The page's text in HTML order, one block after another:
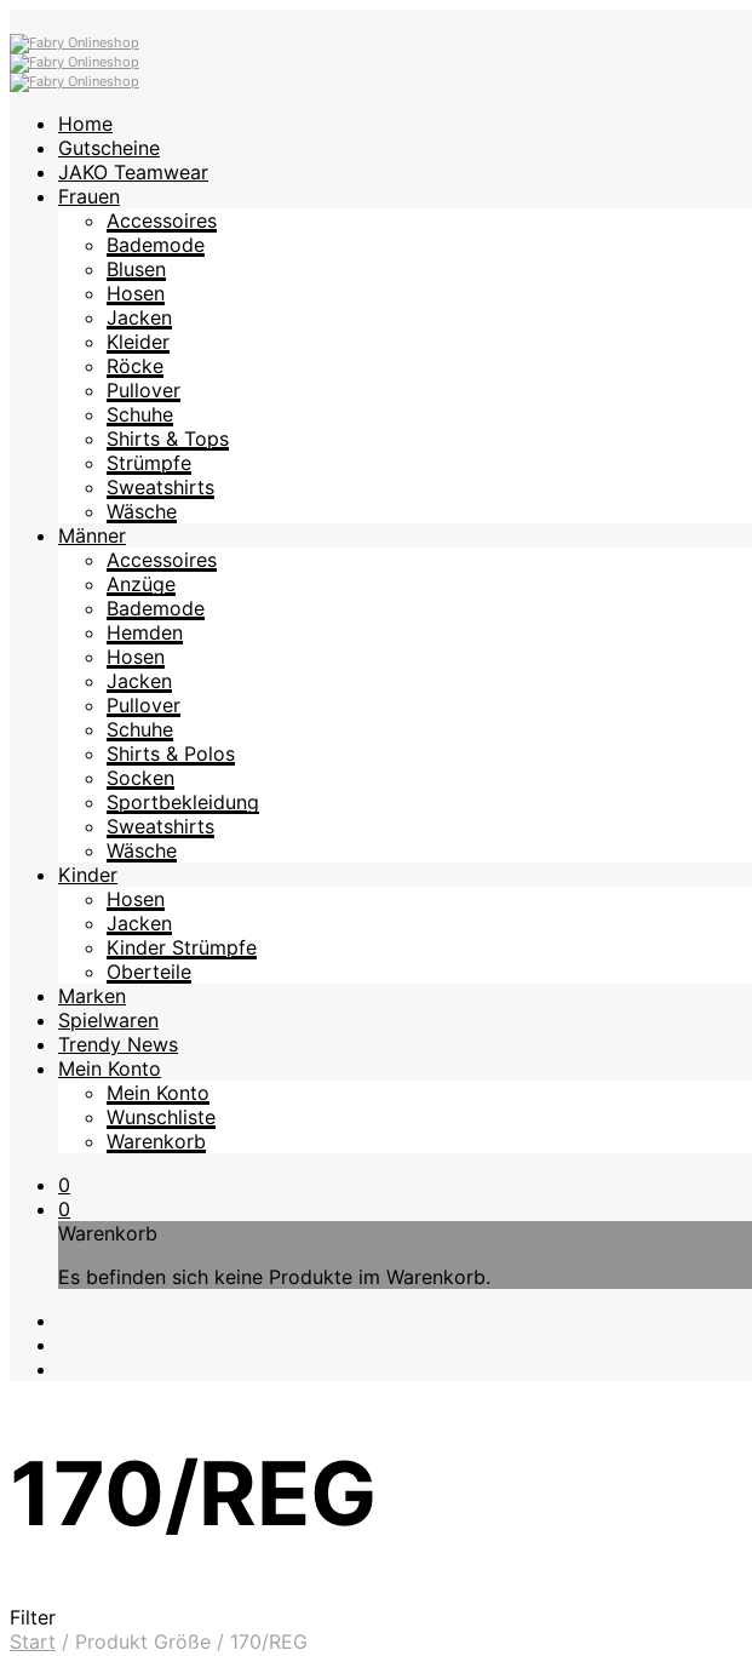
Home
Gutscheine
JAKO Teamwear
Frauen
Accessoires
Bademode
Blusen
Hosen
Jacken
Kleider
Röcke
Pullover
Schuhe
Shirts & Tops
Strümpfe
Sweatshirts
Wäsche
Männer
Accessoires
Anzüge
Bademode
Hemden
Hosen
Jacken
Pullover
Schuhe
Shirts & Polos
Socken
Sportbekleidung
Sweatshirts
Wäsche
Kinder
Hosen
Jacken
Kinder Strümpfe
Oberteile
Marken
Spielwaren
Trendy News
Mein Konto
Mein Konto
Wunschliste
Warenkorb
0
0
Warenkorb
Es befinden sich keine Produkte im Warenkorb.
170/REG
Filter
Start / Produkt Größe / 170/REG